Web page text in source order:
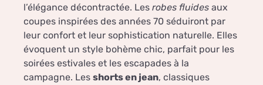
l’élégance décontractée. Les robes fluides aux
coupes inspirées des années 70 séduiront par
leur confort et leur sophistication naturelle. Elles
évoquent un style bohème chic, parfait pour les
soirées estivales et les escapades à la
campagne. Les shorts en jean, classiques